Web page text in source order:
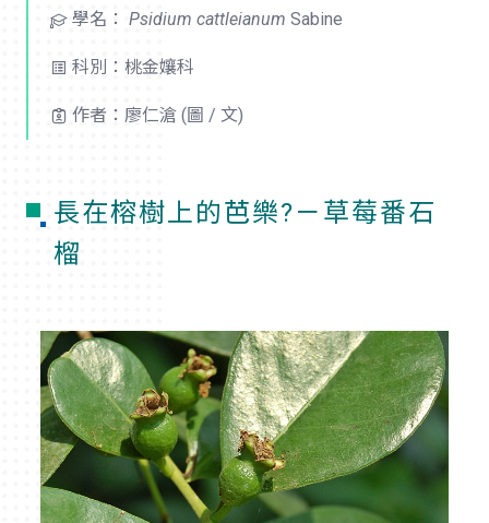
學名： Psidium cattleianum Sabine
科別：桃金孃科
作者：廖仁滄 (圖 / 文)
長在榕樹上的芭樂?－草莓番石
榴